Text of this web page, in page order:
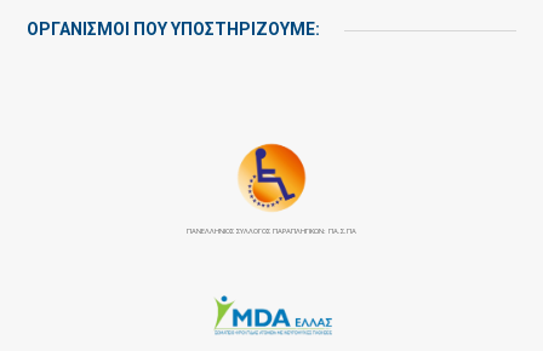
ΟΡΓΑΝΙΣΜΟΙ ΠΟΥ ΥΠΟΣΤΗΡΙΖΟΥΜΕ:
ΠΑΝΕΛΛΉΝΙΟΣ ΣΎΛΛΟΓΟΣ ΠΑΡΑΠΛΗΓΙΚΏΝ: ΠΑ.Σ.ΠΑ